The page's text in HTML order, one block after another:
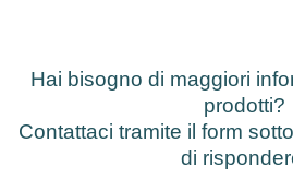
Hai bisogno di maggiori
prodotti?
Contattaci tramite il form
di